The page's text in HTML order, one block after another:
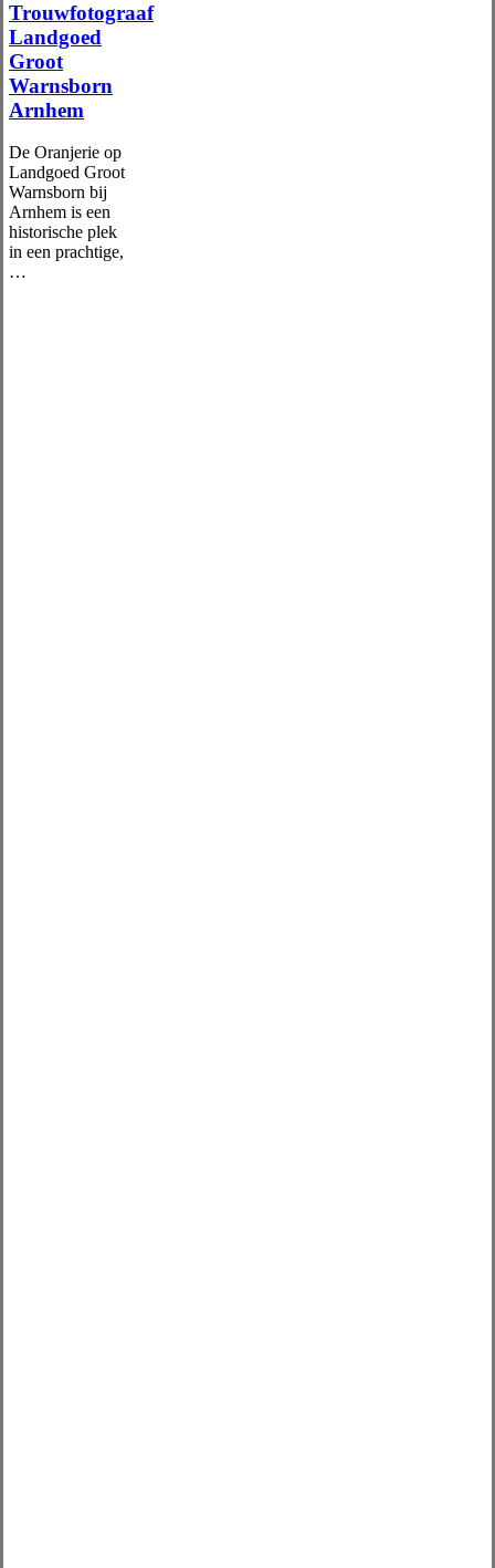
Trouwfotograaf
Landgoed
Groot
Warnsborn
Arnhem
De Oranjerie op
Landgoed Groot
Warnsborn bij
Arnhem is een
historische plek
in een prachtige,
…